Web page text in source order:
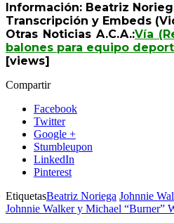
Información: Beatriz
Transcripción y Embeds
Otras Noticias A.C.A.:Vía
balones para equipo
[views]
Compartir
Facebook
Twitter
Google +
Stumbleupon
LinkedIn
Pinterest
EtiquetasBeatriz Noriega Johnnie
Johnnie Walker y Michael “Burner”